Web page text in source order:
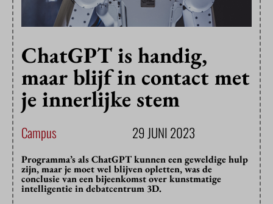
ChatGPT is handig,
maar blijf in contact met
je innerlijke stem
Campus 29 JUNI 2023
Programma’s als ChatGPT kunnen een geweldige hulp
zijn, maar je moet wel blijven opletten, was de
conclusie van een bijeenkomst over kunstmatige
intelligentie in debatcentrum 3D.